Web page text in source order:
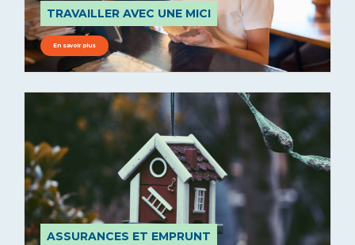
TRAVAILLER AVEC UNE MICI
En savoir plus
ASSURANCES ET EMPRUNT